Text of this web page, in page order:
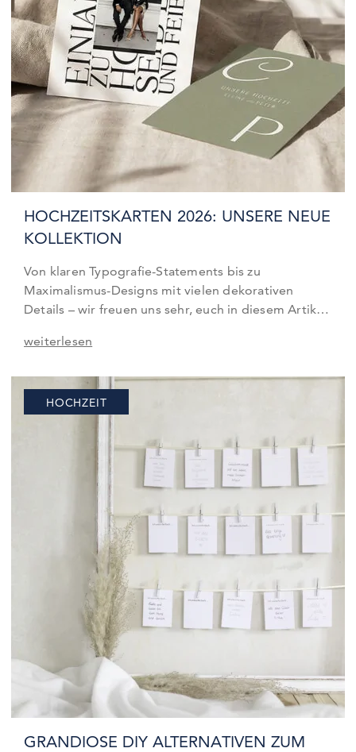
HOCHZEITSKARTEN 2026: UNSERE NEUE
KOLLEKTION
Von klaren Typografie-Statements bis zu
Maximalismus-Designs mit vielen dekorativen
Details – wir freuen uns sehr, euch in diesem Artikel
Unser Kreativteam hat mit viel Herzblut in den
Farbwelten und Designvorlagen gearbeitet, damit
ihr eure Hochzeit so modern, persönlich und stilvoll
wie möglich gestalten könnt.…
weiterlesen
GRANDIOSE DIY ALTERNATIVEN ZUM
HOCHZEIT